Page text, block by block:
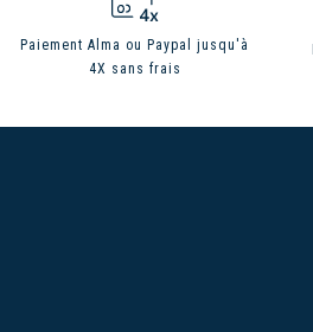
Paiement Alma ou Paypal jusqu'à
4X sans frais